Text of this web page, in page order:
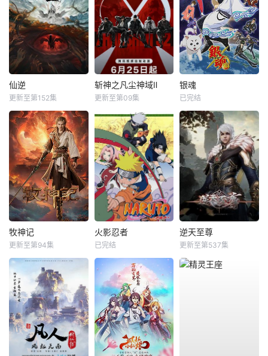
仙逆
更新至第152集
斩神之凡尘神域Ⅱ
更新至第09集
银魂
已完结
牧神记
更新至第94集
火影忍者
已完结
逆天至尊
更新至第537集